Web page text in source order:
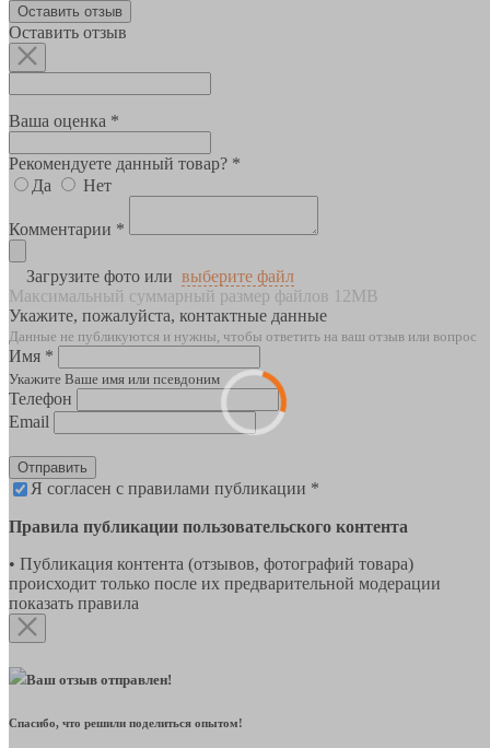
Оставить отзыв
Оставить отзыв
Ваша оценка *
Рекомендуете данный товар? *
Да
Нет
Комментарии *
Загрузите фото или выберите файл
Максимальный суммарный размер файлов 12MB
Укажите, пожалуйста, контактные данные
Данные не публикуются и нужны, чтобы ответить на ваш отзыв или вопрос
Имя *
Укажите Ваше имя или псевдоним
Телефон
Email
Отправить
Я согласен с правилами публикации *
Правила публикации пользовательского контента
• Публикация контента (отзывов, фотографий товара)
происходит только после их предварительной модерации
показать правила
Ваш отзыв отправлен!
Спасибо, что решили поделиться опытом!